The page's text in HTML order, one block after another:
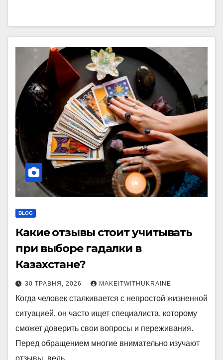
BLOG
Какие отзывы стоит учитывать
при выборе гадалки в
Казахстане?
30 ТРАВНЯ, 2026 MAKEITWITHUKRAINE
Когда человек сталкивается с непростой жизненной
ситуацией, он часто ищет специалиста, которому
сможет доверить свои вопросы и переживания.
Перед обращением многие внимательно изучают
отзывы, ведь...